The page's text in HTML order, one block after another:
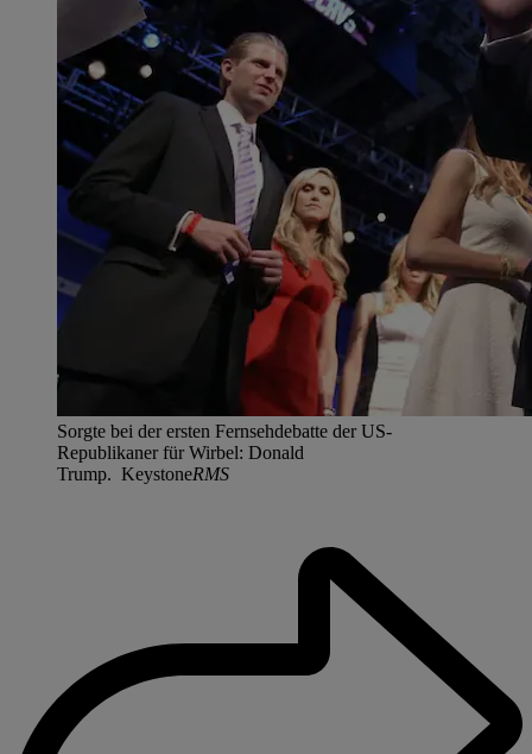
Sorgte bei der ersten Fernsehdebatte der US-
Republikaner für Wirbel: Donald
Trump. KeystoneRMS